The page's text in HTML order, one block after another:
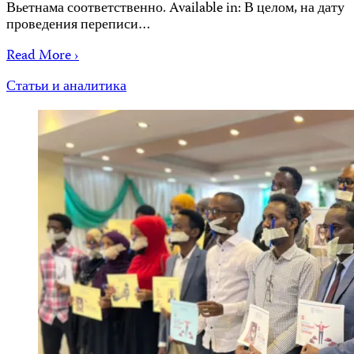
Вьетнама соответственно. Available in: В целом, на дату
проведения переписи…
Read More ›
Статьи и аналитика